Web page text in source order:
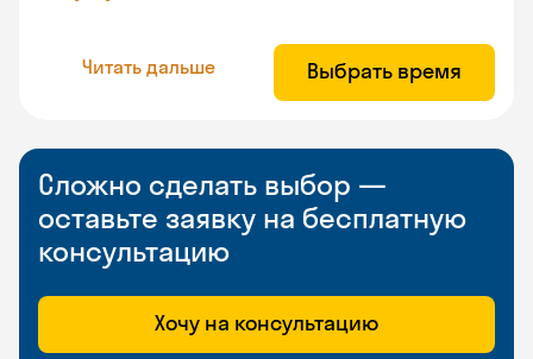
Читать дальше Выбрать время
Сложно сделать выбор —
оставьте заявку на бесплатную
консультацию
Хочу на консультацию